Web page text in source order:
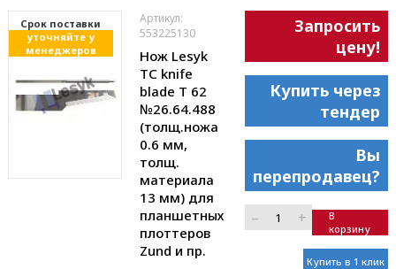
Cрок поставки
уточняйте у
менеджеров
Артикул:
553225130
Нож Lesyk
TC knife
blade T 62
№26.64.488
(толщ.ножа
0.6 мм,
толщ.
материала
13 мм) для
планшетных
плоттеров
Zund и пр.
Запросить
цену!
Купить через
тендер
Вы
перепродавец?
– +
В
корзину
Купить в 1 клик